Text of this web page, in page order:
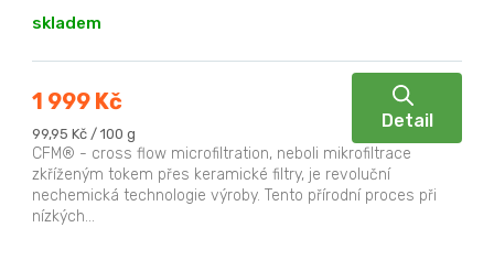
skladem
1 999 Kč
Měrná
cena:
99,95 Kč / 100 g
Detail
CFM® - cross flow microfiltration, neboli mikrofiltrace
zkříženým tokem přes keramické filtry, je revoluční
nechemická technologie výroby. Tento přírodní proces při
nízkých...